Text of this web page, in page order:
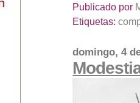
Publicado por
Etiquetas:
domingo, 4